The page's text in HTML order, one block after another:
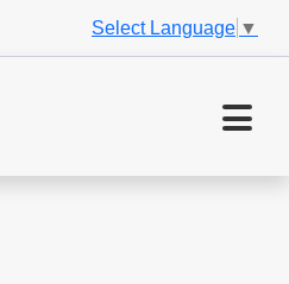
Select Language ▼